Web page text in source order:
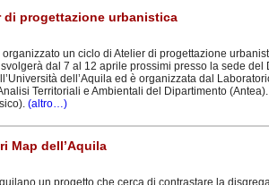
di progettazione urbanistica
un ciclo di Atelier di progettazione
dal 7 al 12 aprile prossimi presso la sede del
dell’Aquila ed è organizzata dal
Territoriali e Ambientali del Dipartimento
(altro…)
Map dell’Aquila
un progetto che cerca di contrastare la